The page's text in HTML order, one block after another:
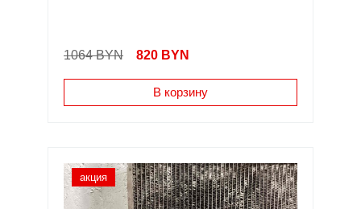
1064 BYN 820 BYN
В корзину
акция